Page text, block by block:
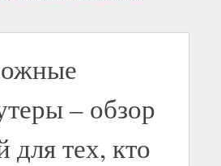
– обзор
для тех, кто